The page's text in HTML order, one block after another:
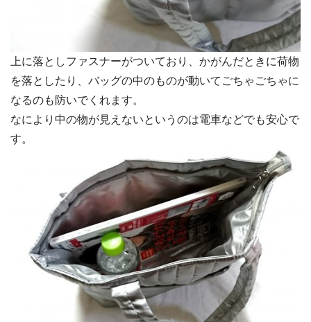
上に落としファスナーがついており、かがんだときに荷物
を落としたり、バッグの中のものが動いてごちゃごちゃに
なるのも防いでくれます。
なにより中の物が見えないというのは電車などでも安心で
す。